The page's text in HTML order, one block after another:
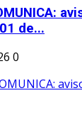
de...
0